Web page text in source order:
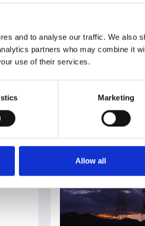
and to analyse our traffic. We also
partners who may combine it
use of their services.
Marketing
Allow all
Accelera la ripresa
corso del primo
Overview
Repubblica Ceca